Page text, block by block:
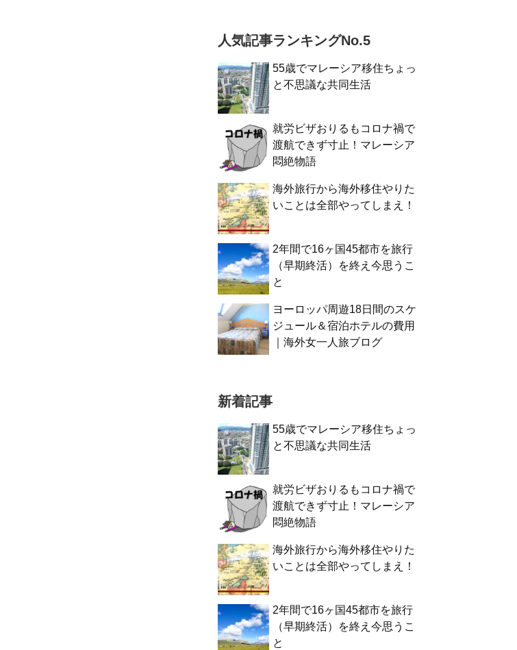
人気記事ランキングNo.5
55歳でマレーシア移住ちょっ
と不思議な共同生活
就労ビザおりるもコロナ禍で
渡航できず寸止！マレーシア
悶絶物語
海外旅行から海外移住やりた
いことは全部やってしまえ！
2年間で16ヶ国45都市を旅行
（早期終活）を終え今思うこ
と
ヨーロッパ周遊18日間のスケ
ジュール＆宿泊ホテルの費用
｜海外女一人旅ブログ
新着記事
55歳でマレーシア移住ちょっ
と不思議な共同生活
就労ビザおりるもコロナ禍で
渡航できず寸止！マレーシア
悶絶物語
海外旅行から海外移住やりた
いことは全部やってしまえ！
2年間で16ヶ国45都市を旅行
（早期終活）を終え今思うこ
と